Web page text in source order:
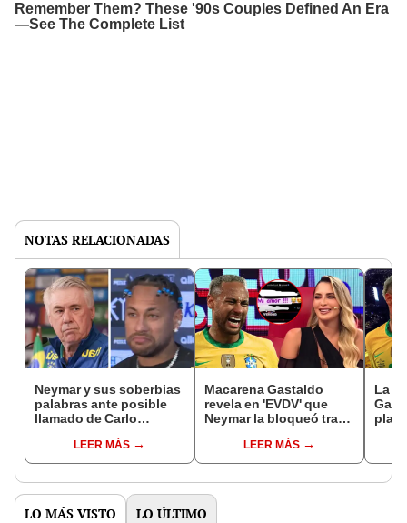
NOTAS RELACIONADAS
Neymar y sus soberbias
palabras ante posible
llamado de Carlo
necesito demostrarle
nada a nadie"
LEER MÁS
Macarena Gastaldo
revela en 'EVDV' que
Neymar la bloqueó tras
privados en Instagram
LEER MÁS
La
LO MÁS VISTO LO ÚLTIMO